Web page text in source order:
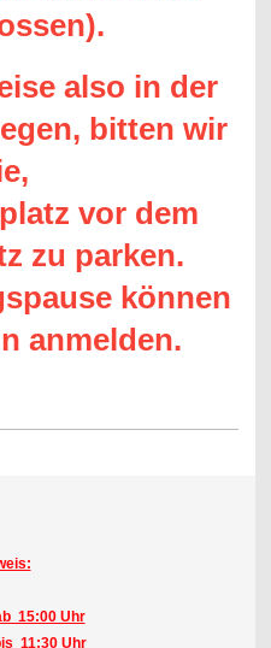
also in der
bitten wir
vor dem
zu parken.
können
anmelden.
15:00 Uhr
11:30 Uhr